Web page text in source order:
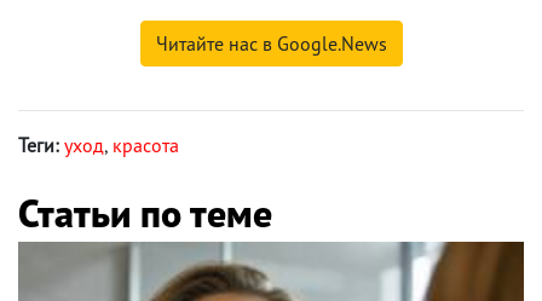
Читайте нас в Google.News
Теги: уход, красота
Статьи по теме